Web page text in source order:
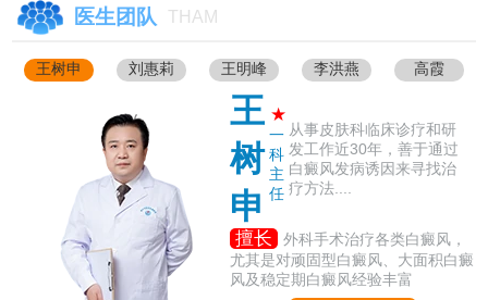
医生团队 THAM
王树申 刘惠莉 王明峰 李洪燕 高霞
王
树
申
★
一
科
主
任
从事皮肤科临床诊疗和研
发工作近30年，善于通过
白癜风发病诱因来寻找治
疗方法....
擅长
外科手术治疗各类白癜风，
尤其是对顽固型白癜风、大面积白癜
风及稳定期白癜风经验丰富